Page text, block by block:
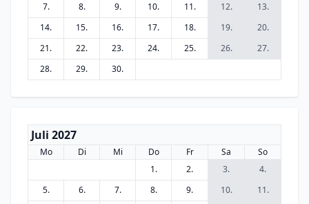
7.
8. 9. 10. 11. 12.
13.
14.
15. 16. 17. 18. 19.
20.
21.
22. 23. 24. 25. 26.
27.
28.
29. 30.
Juli 2027
Mo Di Mi Do Fr Sa
So
1.
2. 3.
4.
5.
6. 7. 8. 9. 10.
11.